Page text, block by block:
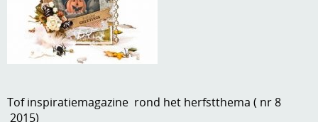
DVD-CD
Embossen
Hechtingsmaterialen
Anders creatief
Tof inspiratiemagazine rond het herfstthema ( nr 8
2015)